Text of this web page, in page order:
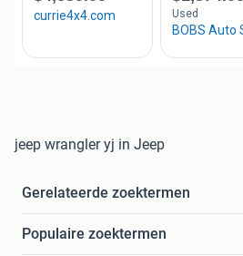
jeep wrangler yj in Jeep
Gerelateerde zoektermen
Populaire zoektermen